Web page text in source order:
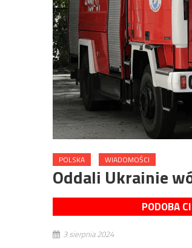
POLSKA WIADOMOŚCI
Oddali Ukrainie
PODOBA
3 sierpnia 2024